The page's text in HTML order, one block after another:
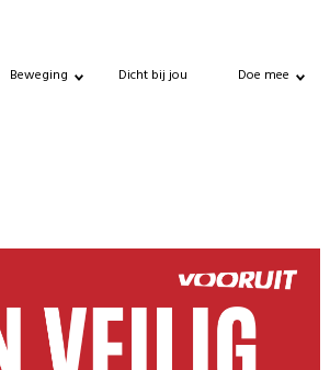
Beweging Dicht bij jou Doe mee